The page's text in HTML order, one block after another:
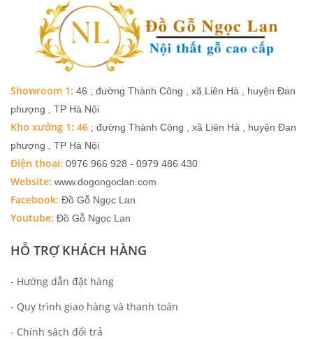
Showroom 1: 46 ; đường Thành Công , xã Liên Hà , huyện Đan
phượng , TP Hà Nội
Kho xưởng 1: 46 ; đường Thành Công , xã Liên Hà , huyện Đan
phượng , TP Hà Nội
Điện thoại: 0976 966 928 - 0979 486 430
Website: www.dogongoclan.com
Facebook: Đồ Gỗ Ngọc Lan
Youtube: Đồ Gỗ Ngọc Lan
HỖ TRỢ KHÁCH HÀNG
- Hướng dẫn đặt hàng
- Quy trình giao hàng và thanh toán
- Chính sách đổi trả